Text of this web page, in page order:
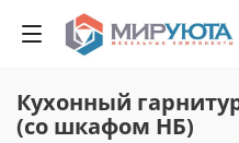
Кухонный
(со шкафом НБ)